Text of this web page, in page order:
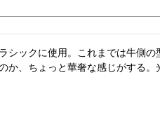
シックに使用。これまでは牛側
か、ちょっと華奢な感じがする